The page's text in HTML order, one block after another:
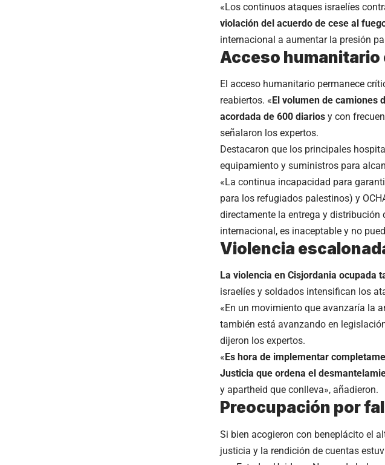
«Los continuos ataques israelíes
violación del acuerdo de cese al
internacional a aumentar la presión
Acceso
El acceso humanitario permanece
reabiertos. «El volumen de camiones
acordada de 600 diarios y con
señalaron los expertos.
Destacaron que los principales
equipamiento y suministros para
«La continua incapacidad para
para los refugiados palestinos) y
directamente la entrega y distribución
internacional, es inaceptable y no
Violencia
La violencia en Cisjordania ocupada
israelíes y soldados intensifican los
«En un movimiento que avanzaría la
también está avanzando en
dijeron los expertos.
« Es hora de implementar
Justicia que ordena el
y apartheid que conlleva», añadieron.
Preocupación por
Si bien acogieron con beneplácito el
justicia y la rendición de cuentas